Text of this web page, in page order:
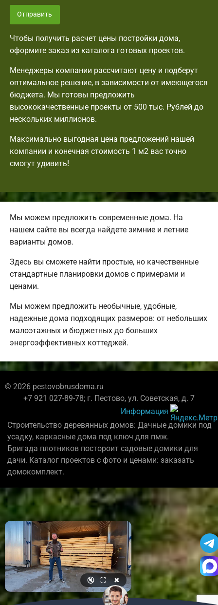
Отправить
Чтобы получить расчет цены постройки дома,
оформите заказ из каталога готовых проектов.
Менеджеры компании рассчитают цену и подберут
оптимальное решение, в зависимости от имеющегося
бюджета. Мы готовы предложить
высококачественные проекты от 500 тыс. Рублей до
нескольких миллионов.
Максимально выгодная цена предложений нашей
компании и конечная стоимость 1 м2 вас точно
смогут удивить!
Мы можем предложить современные дома. На
нашем сайте вы всегда найдете зимние и летние
варианты домов.
Здесь вы сможете найти простые, но качественные
стандартные планировки домов с примерами и
ценами.
Мы можем предложить необычные, удобные,
надежные дома подходящих размеров: от небольших
малоэтажных и бюджетных до больших
энергоэффективных коттеджей.
© 2026 pestovobrusdoma.ru
+7 921 027-89-78; г. Пестово, ул. Советская, д. 7
Информация
Строительство деревянных домов: Дачные домики под
усадку, каркасные дома под ключ для пмж.
Бригада плотников постороит садовые домики для
дачи. Каталог проектов с фото и ценами: заказать
домокомплект.
🔇 ⛶ ✖